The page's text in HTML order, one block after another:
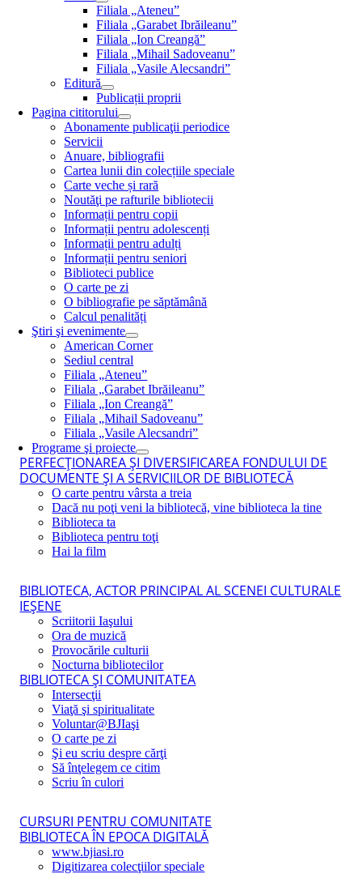
Filiala „Ateneu”
Filiala „Garabet Ibrăileanu”
Filiala „Ion Creangă”
Filiala „Mihail Sadoveanu”
Filiala „Vasile Alecsandri”
Editură
Publicații proprii
Pagina cititorului
Abonamente publicaţii periodice
Servicii
Anuare, bibliografii
Cartea lunii din colecțiile speciale
Carte veche și rară
Noutăţi pe rafturile bibliotecii
Informații pentru copii
Informații pentru adolescenți
Informații pentru adulți
Informații pentru seniori
Biblioteci publice
O carte pe zi
O bibliografie pe săptămână
Calcul penalități
Ştiri şi evenimente
American Corner
Sediul central
Filiala „Ateneu”
Filiala „Garabet Ibrăileanu”
Filiala „Ion Creangă”
Filiala „Mihail Sadoveanu”
Filiala „Vasile Alecsandri”
Programe şi proiecte
PERFECŢIONAREA ŞI DIVERSIFICAREA FONDULUI DE
DOCUMENTE ŞI A SERVICIILOR DE BIBLIOTECĂ
O carte pentru vârsta a treia
Dacă nu poţi veni la bibliotecă, vine biblioteca la tine
Biblioteca ta
Biblioteca pentru toţi
Hai la film
BIBLIOTECA, ACTOR PRINCIPAL AL SCENEI CULTURALE
IEŞENE
Scriitorii Iaşului
Ora de muzică
Provocările culturii
Nocturna bibliotecilor
BIBLIOTECA ŞI COMUNITATEA
Intersecţii
Viaţă şi spiritualitate
Voluntar@BJIaşi
O carte pe zi
Şi eu scriu despre cărţi
Să înţelegem ce citim
Scriu în culori
CURSURI PENTRU COMUNITATE
BIBLIOTECA ÎN EPOCA DIGITALĂ
www.bjiasi.ro
Digitizarea colecţiilor speciale